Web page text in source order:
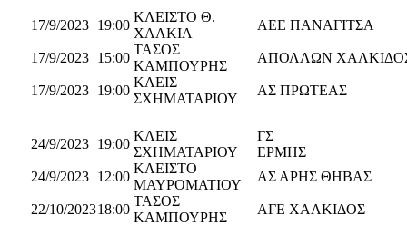
17/9/2023 19:00
ΚΛΕΙΣΤΟ Θ.
ΧΑΛΚΙΑ
AEΕ ΠΑΝΑΓΙΤΣΑ
17/9/2023 15:00
ΤΑΣΟΣ
ΚΑΜΠΟΥΡΗΣ
ΑΠΟΛΛΩΝ
17/9/2023 19:00
ΚΛΕΙΣ
ΣΧΗΜΑΤΑΡΙΟΥ
ΑΣ ΠΡΩΤΕΑΣ
24/9/2023 19:00
ΚΛΕΙΣ
ΣΧΗΜΑΤΑΡΙΟΥ
ΓΣ
24/9/2023 12:00
ΚΛΕΙΣΤΟ
ΜΑΥΡΟΜΑΤΙΟΥ
ΑΣ ΑΡΗΣ ΘΗΒΑΣ
22/10/202318:00
ΤΑΣΟΣ
ΚΑΜΠΟΥΡΗΣ
ΑΓΕ ΧΑΛΚΙΔΟΣ